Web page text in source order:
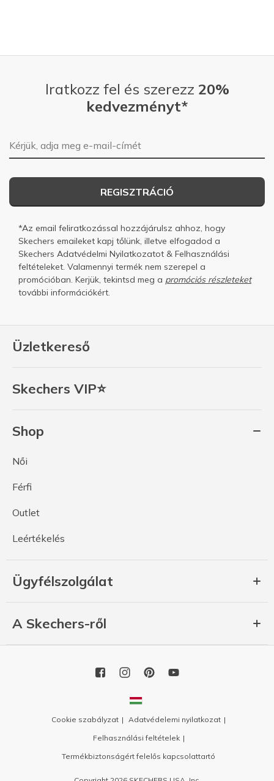
Üzletkereső
Skechers VIP⭐
Shop
Női
Férfi
Outlet
Leértékelés
Ügyfélszolgálat
A Skechers-ről
Iratkozz fel és szerezz 20%
kedvezményt*
E-mail-cím
REGISZTRÁCIÓ
*Az email feliratkozással hozzájárulsz ahhoz, hogy
Skechers emaileket kapj tőlünk, illetve elfogadod a
Skechers Adatvédelmi Nyilatkozatot & Felhasználási
feltételeket. Valamennyi termék nem szerepel a
promócióban. Kerjük, tekintsd meg a promóciós részleteket
további információkért.
Cookie szabályzat
Adatvédelemi nyilatkozat
Felhasználási feltételek
Termékbiztonságért felelős kapcsolattartó